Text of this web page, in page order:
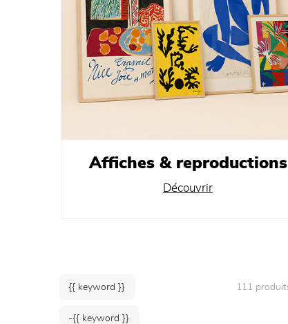
Affiches & reproductions
Découvrir
{{ keyword }}
-{{ keyword }}
111